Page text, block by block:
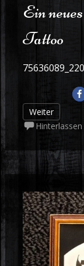
Ein
Tattoo
Weiter